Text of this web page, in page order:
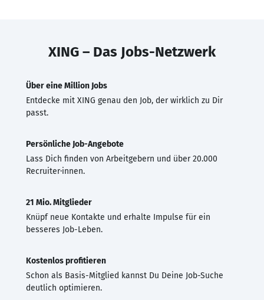
XING – Das Jobs-Netzwerk
Über eine Million Jobs
Entdecke mit XING genau den Job, der wirklich zu Dir
passt.
Persönliche Job-Angebote
Lass Dich finden von Arbeitgebern und über 20.000
Recruiter·innen.
21 Mio. Mitglieder
Knüpf neue Kontakte und erhalte Impulse für ein
besseres Job-Leben.
Kostenlos profitieren
Schon als Basis-Mitglied kannst Du Deine Job-Suche
deutlich optimieren.